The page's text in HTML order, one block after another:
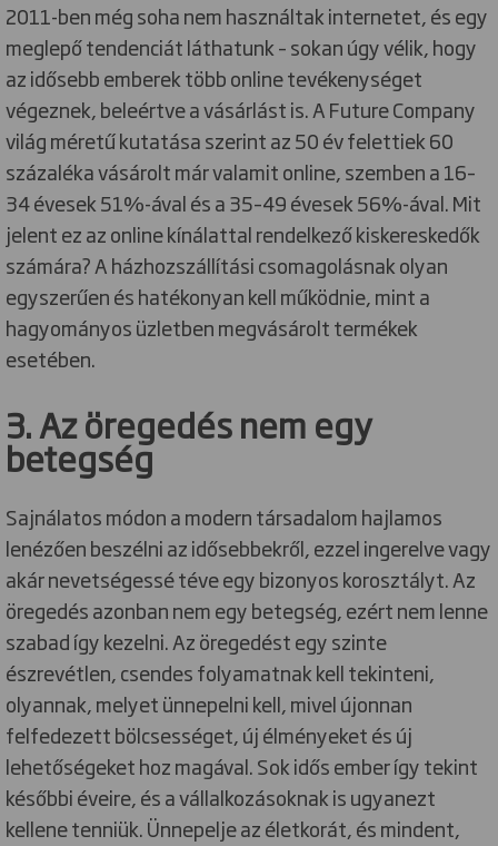
2011-ben még soha nem használtak internetet, és egy
meglepő tendenciát láthatunk – sokan úgy vélik, hogy
az idősebb emberek több online tevékenységet
végeznek, beleértve a vásárlást is. A Future Company
világ méretű kutatása szerint az 50 év felettiek 60
százaléka vásárolt már valamit online, szemben a 16–
34 évesek 51%-ával és a 35–49 évesek 56%-ával. Mit
jelent ez az online kínálattal rendelkező kiskereskedők
számára? A házhozszállítási csomagolásnak olyan
egyszerűen és hatékonyan kell működnie, mint a
hagyományos üzletben megvásárolt termékek
esetében.
3. Az öregedés nem egy
betegség
Sajnálatos módon a modern társadalom hajlamos
lenézően beszélni az idősebbekről, ezzel ingerelve vagy
akár nevetségessé téve egy bizonyos korosztályt. Az
öregedés azonban nem egy betegség, ezért nem lenne
szabad így kezelni. Az öregedést egy szinte
észrevétlen, csendes folyamatnak kell tekinteni,
olyannak, melyet ünnepelni kell, mivel újonnan
felfedezett bölcsességet, új élményeket és új
lehetőségeket hoz magával. Sok idős ember így tekint
későbbi éveire, és a vállalkozásoknak is ugyanezt
kellene tenniük. Ünnepelje az életkorát, és mindent,